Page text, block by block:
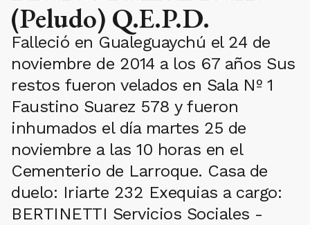
(Peludo) Q.E.P.D.
Falleció en Gualeguaychú el 24 de
noviembre de 2014 a los 67 años Sus
restos fueron velados en Sala Nº 1
Faustino Suarez 578 y fueron
inhumados el día martes 25 de
noviembre a las 10 horas en el
Cementerio de Larroque. Casa de
duelo: Iriarte 232 Exequias a cargo:
BERTINETTI Servicios Sociales -